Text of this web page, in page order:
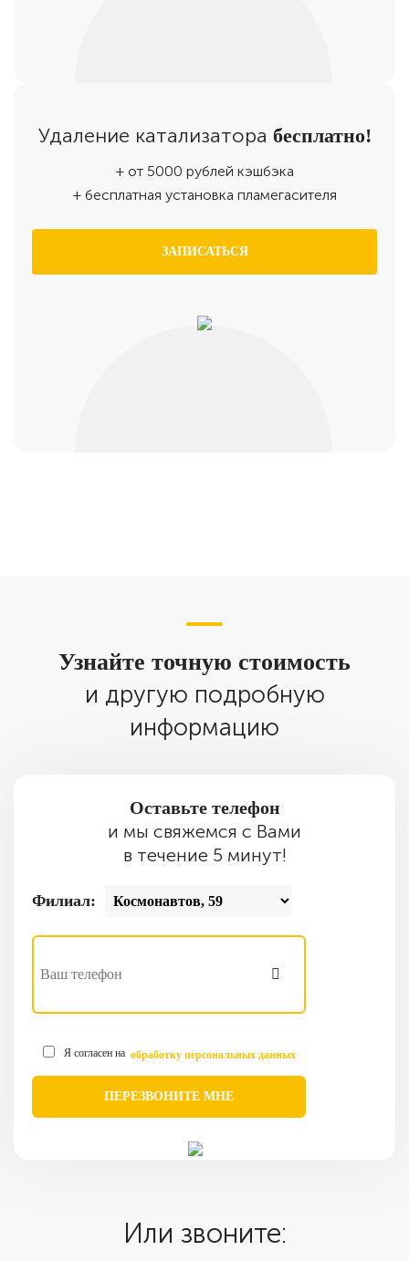
Удаление катализатора бесплатно!
+ от 5000 рублей кэшбэка
+ бесплатная установка пламегасителя
ЗАПИСАТЬСЯ
Узнайте точную стоимость
и другую подробную
информацию
Оставьте телефон
и мы свяжемся с Вами
в течение 5 минут!
Филиал:
Я согласен на обработку персональных данных
Или звоните: